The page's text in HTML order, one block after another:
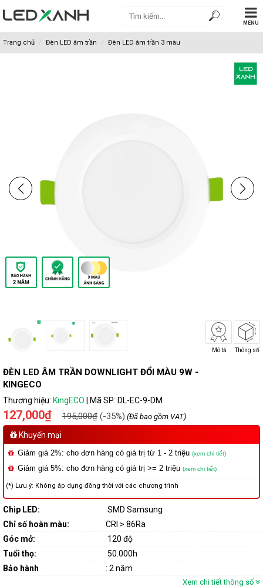
MENU
Trang chủ Đèn LED âm trần Đèn LED âm trần 3 màu
Mô tả Thông số
ĐÈN LED ÂM TRẦN DOWNLIGHT ĐỔI MÀU 9W -
KINGECO
Thương hiệu: KingECO Mã SP: DL-EC-9-DM
127,000₫ 195,000₫ (-35%) (Đã bao gồm VAT)
Khuyến mại
Giảm giá 2%: cho đơn hàng có giá trị từ 1 - 2 triệu (xem chi tiết)
Giảm giá 5%: cho đơn hàng có giá trị >= 2 triệu (xem chi tiết)
(*) Lưu ý: Không áp dụng đồng thời với các chương trình
Chip LED:
SMD Samsung
Chỉ số hoàn màu:
CRI > 86Ra
Góc mở:
120 độ
Tuổi thọ:
50.000h
Bảo hành
: 2 năm
Xem chi tiết thông số